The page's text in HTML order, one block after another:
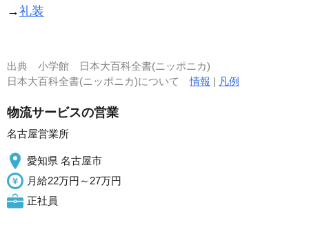
→礼装
出典 小学館 日本大百科全書(ニッポニカ)
日本大百科全書(ニッポニカ)について情報 | 凡例
物流サービスの営業
名古屋営業所
愛知県 名古屋市
月給22万円～27万円
正社員